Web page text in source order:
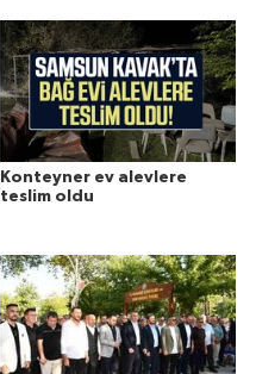
Konteyner ev alevlere
teslim oldu